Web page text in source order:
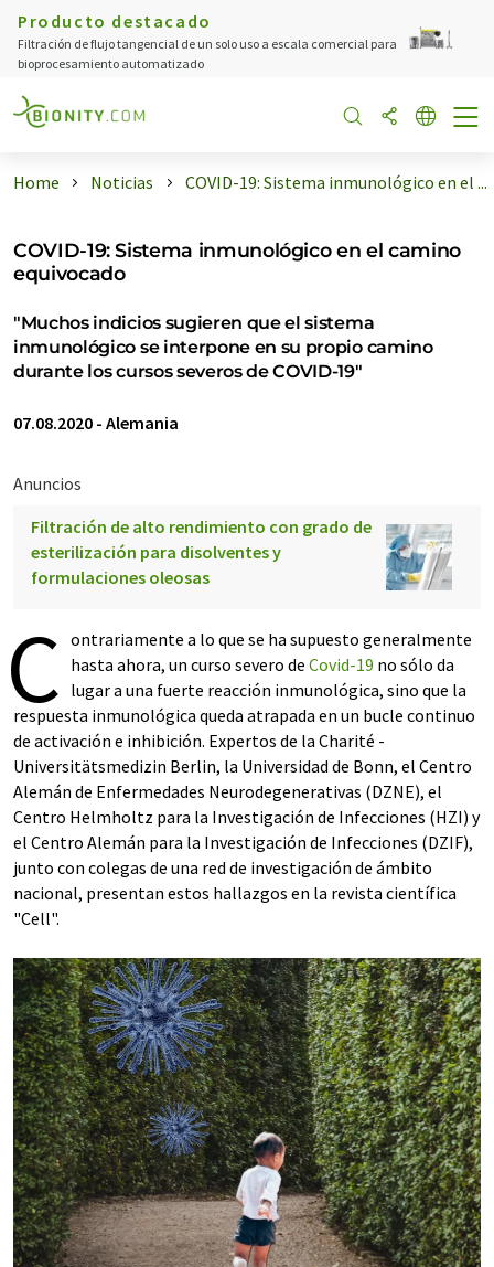
Producto destacado
Filtración de flujo tangencial de un solo uso a escala comercial para
bioprocesamiento automatizado
Home Noticias COVID-19: Sistema inmunológico en el ...
COVID-19: Sistema inmunológico en el camino
equivocado
"Muchos indicios sugieren que el sistema
inmunológico se interpone en su propio camino
durante los cursos severos de COVID-19"
07.08.2020 - Alemania
Anuncios
Filtración de alto rendimiento con grado de
esterilización para disolventes y
formulaciones oleosas
C ontrariamente a lo que se ha supuesto generalmente
hasta ahora, un curso severo de Covid-19 no sólo da
lugar a una fuerte reacción inmunológica, sino que la
respuesta inmunológica queda atrapada en un bucle continuo
de activación e inhibición. Expertos de la Charité -
Universitätsmedizin Berlin, la Universidad de Bonn, el Centro
Alemán de Enfermedades Neurodegenerativas (DZNE), el
Centro Helmholtz para la Investigación de Infecciones (HZI) y
el Centro Alemán para la Investigación de Infecciones (DZIF),
junto con colegas de una red de investigación de ámbito
nacional, presentan estos hallazgos en la revista científica
"Cell".